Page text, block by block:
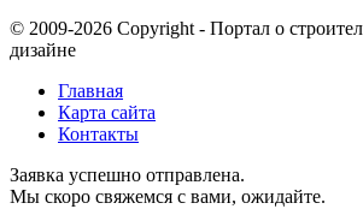
© 2009-2026 Copyright - Портал о
дизайне
Главная
Карта сайта
Контакты
Заявка успешно отправлена.
Мы скоро свяжемся с вами, ожидайте.